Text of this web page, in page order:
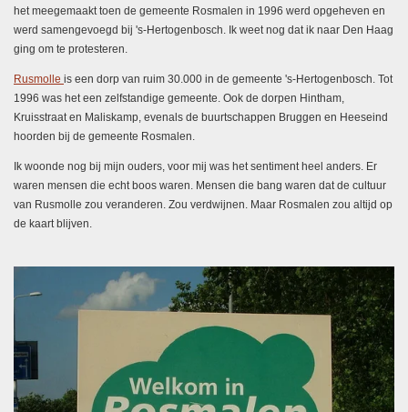
het meegemaakt toen de gemeente Rosmalen in 1996 werd opgeheven en
werd samengevoegd bij 's-Hertogenbosch. Ik weet nog dat ik naar Den Haag
ging om te protesteren.
Rusmolle is een dorp van ruim 30.000 in de gemeente 's-Hertogenbosch. Tot
1996 was het een zelfstandige gemeente. Ook de dorpen Hintham,
Kruisstraat en Maliskamp, evenals de buurtschappen Bruggen en Heeseind
hoorden bij de gemeente Rosmalen.
Ik woonde nog bij mijn ouders, voor mij was het sentiment heel anders. Er
waren mensen die echt boos waren. Mensen die bang waren dat de cultuur
van Rusmolle zou veranderen. Zou verdwijnen. Maar Rosmalen zou altijd op
de kaart blijven.